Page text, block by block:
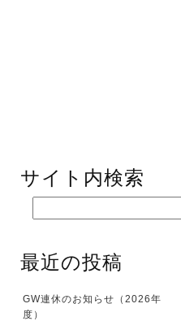
サイト内検索
最近の投稿
GW連休のお知らせ（2026年
度）